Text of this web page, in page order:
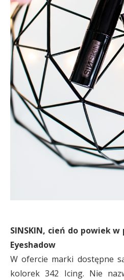
SINSKIN, cień do powiek w
Eyeshadow
W ofercie marki dostępne
kolorek 342 Icing. Nie